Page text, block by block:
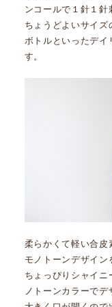
ンコールで１針１
ちょうどよいサイズ
ボトルといったデイ
す。
柔らかくて軽い合皮
モノトーンデザイ
ちょっぴりシャイ
ノトーンカラーで